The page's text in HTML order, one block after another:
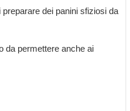
dei panini sfiziosi da
da permettere anche ai